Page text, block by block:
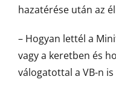
hazatérése után az
– Hogyan lettél a
vagy a keretben és
válogatottal a VB-n